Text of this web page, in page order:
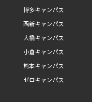
博多キャンパス
西新キャンパス
大橋キャンパス
小倉キャンパス
熊本キャンパス
ゼロキャンパス